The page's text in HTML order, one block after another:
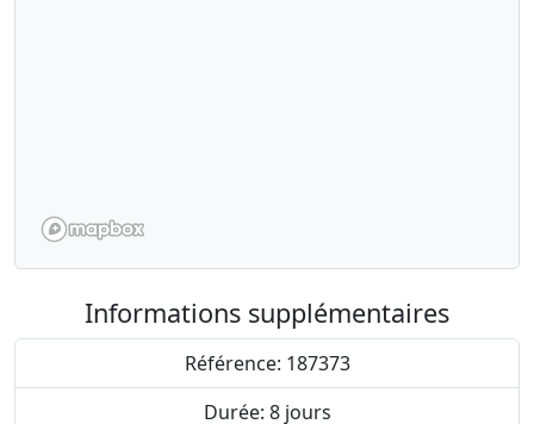
Informations supplémentaires
Référence: 187373
Durée: 8 jours